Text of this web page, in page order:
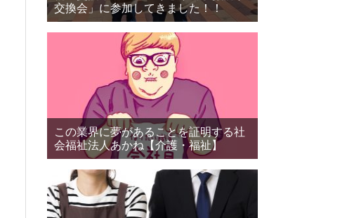
交換会」に参加してきました！！
この業界に夢があることを証明する社
会福祉法人あかね【介護・福祉】